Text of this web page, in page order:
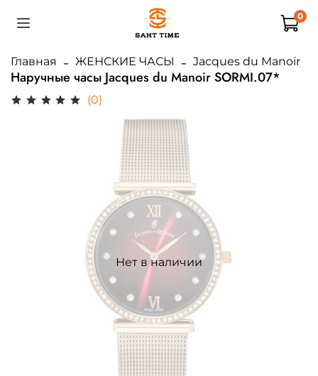
0
Главная ЖЕНСКИЕ ЧАСЫ Jacques du Manoir
Наручные часы Jacques du Manoir SORMI.07*
(0)
Нет в наличии